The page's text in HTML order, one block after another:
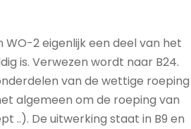
WO-2 eigenlijk een deel van het
is. Verwezen wordt naar B24.
van de wettige roeping
algemeen om de roeping van
..). De uitwerking staat in B9 en